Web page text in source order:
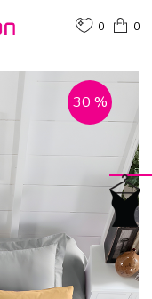
0
0
30 %